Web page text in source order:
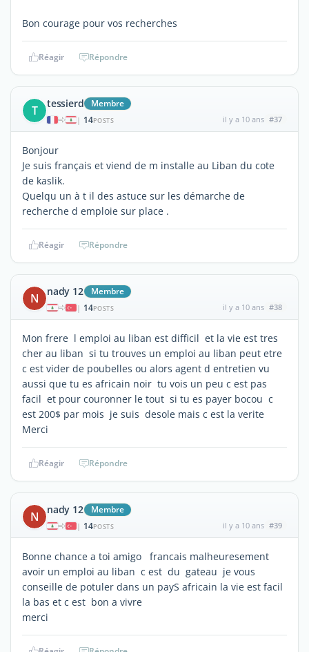
Bon courage pour vos recherches
Réagir Répondre
T tessierd Membre
| 14POSTS il y a 10 ans #37
Bonjour
Je suis français et viend de m installe au Liban du cote
de kaslik.
Quelqu un à t il des astuce sur les démarche de
recherche d emploie sur place .
Réagir Répondre
N nady 12 Membre
| 14POSTS il y a 10 ans #38
Mon frere l emploi au liban est difficil et la vie est tres
cher au liban si tu trouves un emploi au liban peut etre
c est vider de poubelles ou alors agent d entretien vu
aussi que tu es africain noir tu vois un peu c est pas
facil et pour couronner le tout si tu es payer bocou c
est 200$ par mois je suis desole mais c est la verite
Merci
Réagir Répondre
N nady 12 Membre
| 14POSTS il y a 10 ans #39
Bonne chance a toi amigo francais malheuresement
avoir un emploi au liban c est du gateau je vous
conseille de potuler dans un payS africain la vie est facil
la bas et c est bon a vivre
merci